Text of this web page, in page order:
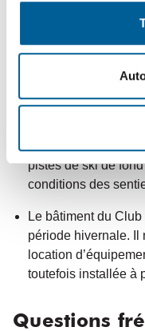
Pour les
pas un lieu de
C’est une propriété
raquette aux
l’interdiction) en
pistes de ski de
conditions des
Le bâtiment du
période hivernale. Il
location
toutefois installée à
Questions